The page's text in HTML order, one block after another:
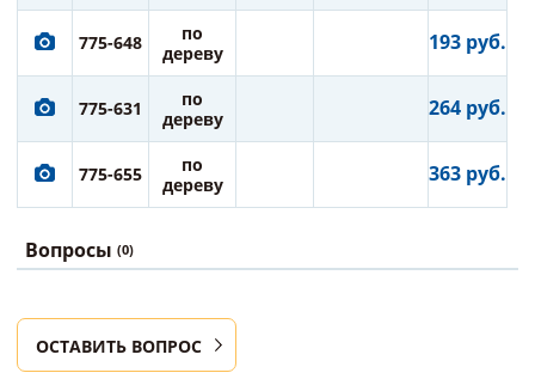
775-648
по
дереву
193 руб.
775-631
по
дереву
264 руб.
775-655
по
дереву
363 руб.
Вопросы (0)
ОСТАВИТЬ ВОПРОС